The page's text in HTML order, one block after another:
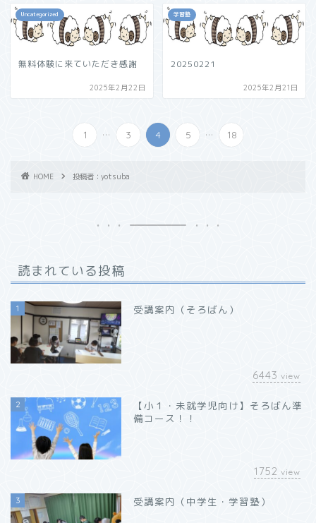
Uncategorized
無料体験に来ていただき感謝
2025年2月22日
学習塾
20250221
2025年2月21日
1 ... 3 4 5 ... 18
HOME 投稿者：yotsuba
読まれている投稿
1 受講案内（そろばん）
6443 view
2
【小１・未就学児向け】そろばん準
備コース！！
1752 view
3 受講案内（中学生・学習塾）